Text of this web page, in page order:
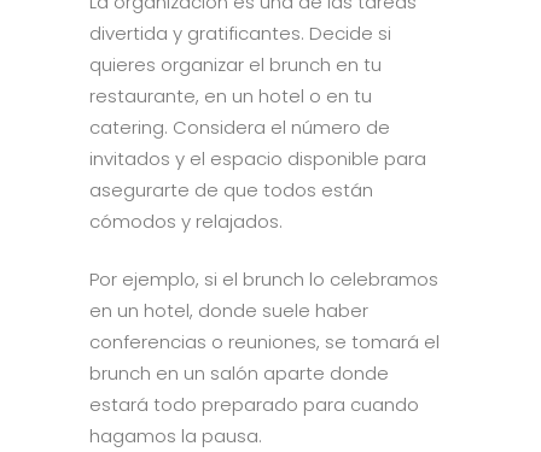
divertida y gratificantes. Decide si
quieres organizar el brunch en tu
restaurante, en un hotel o en tu
catering. Considera el número de
invitados y el espacio disponible para
asegurarte de que todos están
cómodos y relajados.
Por ejemplo, si el brunch lo celebramos
en un hotel, donde suele haber
conferencias o reuniones, se tomará el
brunch en un salón aparte donde
estará todo preparado para cuando
hagamos la pausa.